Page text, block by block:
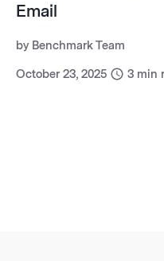
Email
by Benchmark Team
October 23, 2025 3 min